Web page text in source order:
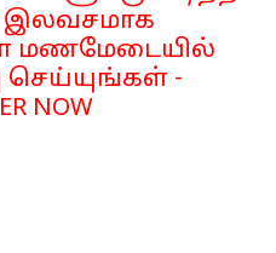
மணமேடையில்
செய்யுங்கள் -
NOW